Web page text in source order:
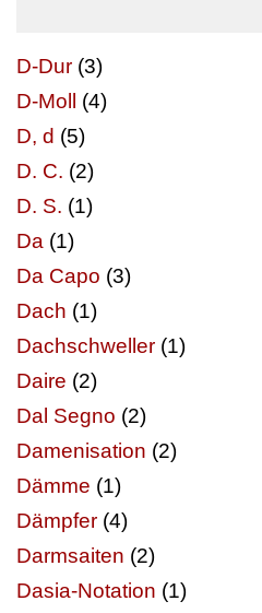
D-Dur (3)
D-Moll
(4)
D, d (5)
D. C. (2)
D. S. (1)
Da (1)
Da Capo (3)
Dach (1)
Dachschweller (1)
Daire (2)
Dal Segno (2)
Damenisation (2)
Dämme (1)
Dämpfer (4)
Darmsaiten (2)
Dasia-Notation (1)